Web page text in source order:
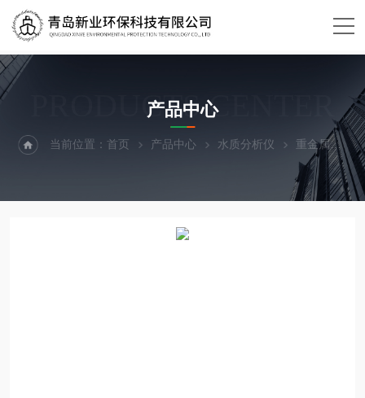
PRODUCTS CENTER
产品中心
当前位置：首页 产品中心 水质分析仪 重金属